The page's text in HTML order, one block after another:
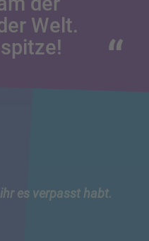
Welt.
es verpasst habt.